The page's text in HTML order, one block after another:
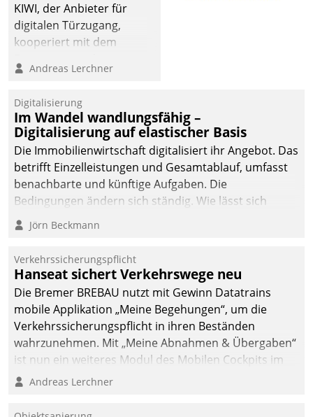
KIWI, der Anbieter für
digitalen Türzugang,
kooperiert mit dem
Softwareentwicklungshaus
Andreas Lerchner
Digitalisierung
Im Wandel wandlungsfähig –
Digitalisierung auf elastischer Basis
Die Immobilienwirtschaft digitalisiert ihr Angebot. Das
betrifft Einzelleistungen und Gesamtablauf, umfasst
benachbarte und künftige Aufgaben. Die
Bedingungen ändern sich ständig. Wie lässt sich
technisch die Kontrolle wahren und zugleich Freiraum
fürs Wachsen öffnen?
Jörn Beckmann
Verkehrssicherungspflicht
Hanseat sichert Verkehrswege neu
Die Bremer BREBAU nutzt mit Gewinn Datatrains
mobile Applikation „Meine Begehungen“, um die
Verkehrssicherungspflicht in ihren Beständen
wahrzunehmen. Mit „Meine Abnahmen & Übergaben“
ist nun ein weiteres Modul des Mobilen Cockpits im
Einsatz.
Andreas Lerchner